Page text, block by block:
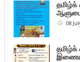
08
தமிழ்க்
இணைய